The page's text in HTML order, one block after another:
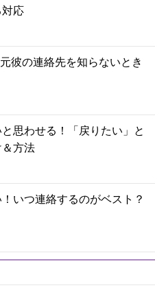
応
彼の連絡先を知らないとき
思わせる！「戻りたい」と
方法
いつ連絡するのがベスト？